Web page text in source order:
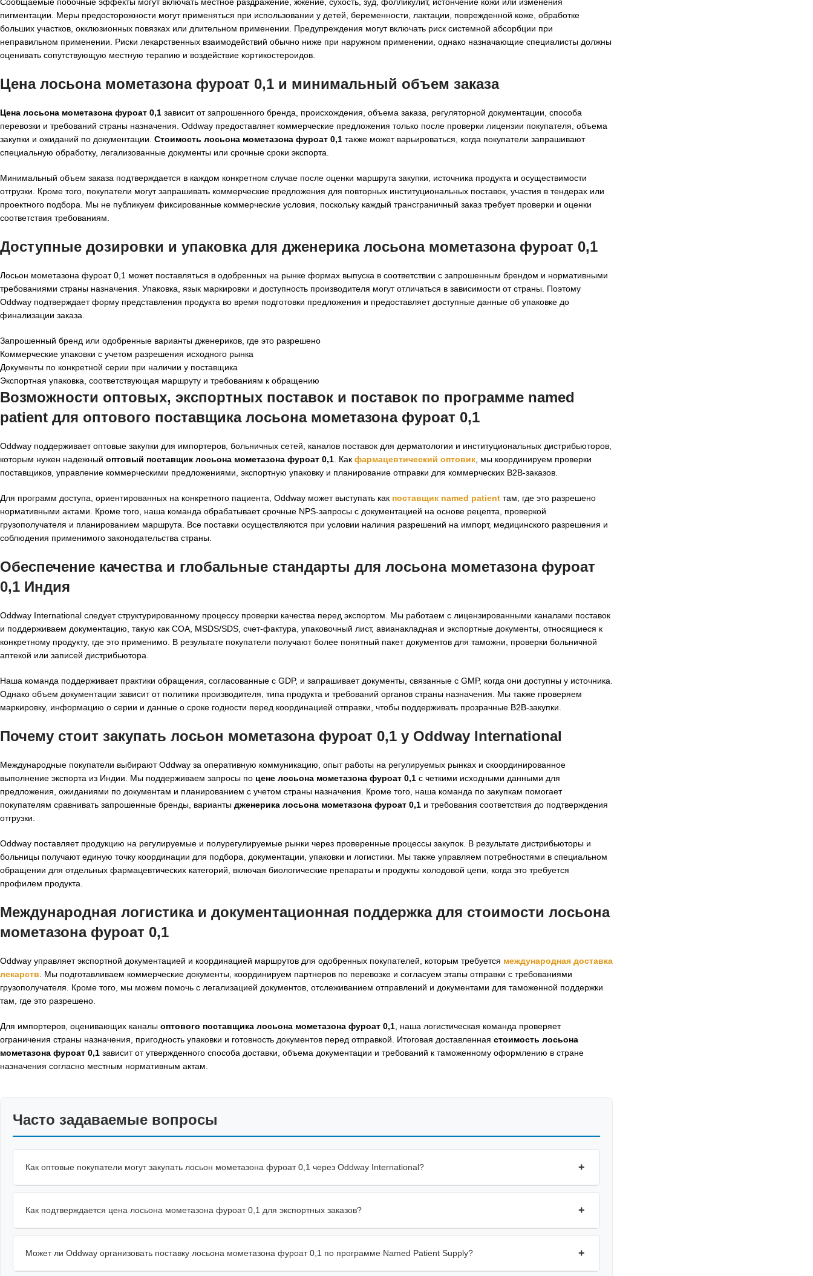
пигментации. Меры предосторожности могут применяться при использовании у детей, беременности, лактации, поврежденной коже, обработке
больших участков, окклюзионных повязках или длительном применении. Предупреждения могут включать риск системной абсорбции при
неправильном применении. Риски лекарственных взаимодействий обычно ниже при наружном применении, однако назначающие специалисты должны
оценивать сопутствующую местную терапию и воздействие кортикостероидов.
Цена лосьона мометазона фуроат 0,1 и минимальный объем заказа
Цена лосьона мометазона фуроат 0,1 зависит от запрошенного бренда, происхождения, объема заказа, регуляторной документации, способа
перевозки и требований страны назначения. Oddway предоставляет коммерческие предложения только после проверки лицензии покупателя, объема
закупки и ожиданий по документации. Стоимость лосьона мометазона фуроат 0,1 также может варьироваться, когда покупатели запрашивают
специальную обработку, легализованные документы или срочные сроки экспорта.
Минимальный объем заказа подтверждается в каждом конкретном случае после оценки маршрута закупки, источника продукта и осуществимости
отгрузки. Кроме того, покупатели могут запрашивать коммерческие предложения для повторных институциональных поставок, участия в тендерах или
проектного подбора. Мы не публикуем фиксированные коммерческие условия, поскольку каждый трансграничный заказ требует проверки и оценки
соответствия требованиям.
Доступные дозировки и упаковка для дженерика лосьона мометазона фуроат 0,1
Лосьон мометазона фуроат 0,1 может поставляться в одобренных на рынке формах выпуска в соответствии с запрошенным брендом и нормативными
требованиями страны назначения. Упаковка, язык маркировки и доступность производителя могут отличаться в зависимости от страны. Поэтому
Oddway подтверждает форму представления продукта во время подготовки предложения и предоставляет доступные данные об упаковке до
финализации заказа.
Запрошенный бренд или одобренные варианты дженериков, где это разрешено
Коммерческие упаковки с учетом разрешения исходного рынка
Документы по конкретной серии при наличии у поставщика
Экспортная упаковка, соответствующая маршруту и требованиям к обращению
Возможности оптовых, экспортных поставок и поставок по программе named
patient для оптового поставщика лосьона мометазона фуроат 0,1
Oddway поддерживает оптовые закупки для импортеров, больничных сетей, каналов поставок для дерматологии и институциональных дистрибьюторов,
которым нужен надежный оптовый поставщик лосьона мометазона фуроат 0,1 . Как фармацевтический оптовик , мы координируем проверки
поставщиков, управление коммерческими предложениями, экспортную упаковку и планирование отправки для коммерческих B2B-заказов.
Для программ доступа, ориентированных на конкретного пациента, Oddway может выступать как поставщик named patient там, где это разрешено
нормативными актами. Кроме того, наша команда обрабатывает срочные NPS-запросы с документацией на основе рецепта, проверкой
грузополучателя и планированием маршрута. Все поставки осуществляются при условии наличия разрешений на импорт, медицинского разрешения и
соблюдения применимого законодательства страны.
Обеспечение качества и глобальные стандарты для лосьона мометазона фуроат
0,1 Индия
Oddway International следует структурированному процессу проверки качества перед экспортом. Мы работаем с лицензированными каналами поставок
и поддерживаем документацию, такую как COA, MSDS/SDS, счет-фактура, упаковочный лист, авианакладная и экспортные документы, относящиеся к
конкретному продукту, где это применимо. В результате покупатели получают более понятный пакет документов для таможни, проверки больничной
аптекой или записей дистрибьютора.
Наша команда поддерживает практики обращения, согласованные с GDP, и запрашивает документы, связанные с GMP, когда они доступны у источника.
Однако объем документации зависит от политики производителя, типа продукта и требований органов страны назначения. Мы также проверяем
маркировку, информацию о серии и данные о сроке годности перед координацией отправки, чтобы поддерживать прозрачные B2B-закупки.
Почему стоит закупать лосьон мометазона фуроат 0,1 у Oddway International
Международные покупатели выбирают Oddway за оперативную коммуникацию, опыт работы на регулируемых рынках и скоординированное
выполнение экспорта из Индии. Мы поддерживаем запросы по цене лосьона мометазона фуроат 0,1 с четкими исходными данными для
предложения, ожиданиями по документам и планированием с учетом страны назначения. Кроме того, наша команда по закупкам помогает
покупателям сравнивать запрошенные бренды, варианты дженерика лосьона мометазона фуроат 0,1 и требования соответствия до подтверждения
отгрузки.
Oddway поставляет продукцию на регулируемые и полурегулируемые рынки через проверенные процессы закупок. В результате дистрибьюторы и
больницы получают единую точку координации для подбора, документации, упаковки и логистики. Мы также управляем потребностями в специальном
обращении для отдельных фармацевтических категорий, включая биологические препараты и продукты холодовой цепи, когда это требуется
профилем продукта.
Международная логистика и документационная поддержка для стоимости лосьона
мометазона фуроат 0,1
Oddway управляет экспортной документацией и координацией маршрутов для одобренных покупателей, которым требуется международная доставка
лекарств . Мы подготавливаем коммерческие документы, координируем партнеров по перевозке и согласуем этапы отправки с требованиями
грузополучателя. Кроме того, мы можем помочь с легализацией документов, отслеживанием отправлений и документами для таможенной поддержки
там, где это разрешено.
Для импортеров, оценивающих каналы оптового поставщика лосьона мометазона фуроат 0,1 , наша логистическая команда проверяет
ограничения страны назначения, пригодность упаковки и готовность документов перед отправкой. Итоговая доставленная стоимость лосьона
мометазона фуроат 0,1 зависит от утвержденного способа доставки, объема документации и требований к таможенному оформлению в стране
назначения согласно местным нормативным актам.
Часто задаваемые вопросы
Как оптовые покупатели могут закупать лосьон мометазона фуроат 0,1 через Oddway International? +
Как подтверждается цена лосьона мометазона фуроат 0,1 для экспортных заказов? +
Может ли Oddway организовать поставку лосьона мометазона фуроат 0,1 по программе Named Patient Supply? +